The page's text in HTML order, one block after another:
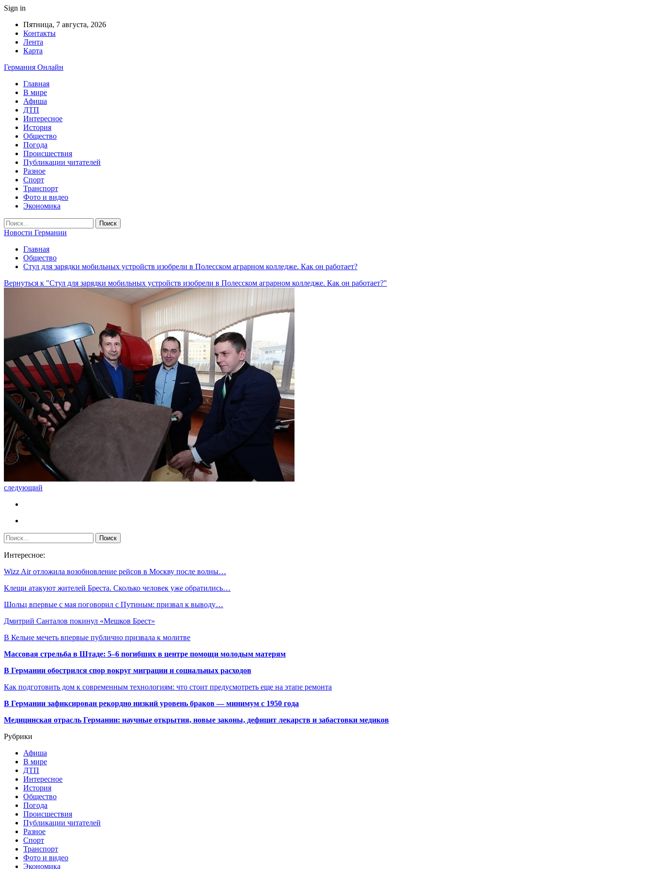
Sign in
Пятница, 7 августа, 2026
Контакты
Лента
Карта
Германия Онлайн
Главная
В мире
Афиша
ДТП
Интересное
История
Общество
Погода
Происшествия
Публикации читателей
Разное
Спорт
Транспорт
Фото и видео
Экономика
Новости Германии
Главная
Общество
Стул для зарядки мобильных устройств изобрели в Полесском аграрном колледже. Как он работает?
Вернуться к "Стул для зарядки мобильных устройств изобрели в Полесском аграрном колледже. Как он работает?"
следующий
Интересное:
Wizz Air отложила возобновление рейсов в Москву после волны…
Клещи атакуют жителей Бреста. Сколько человек уже обратились…
Шольц впервые с мая поговорил с Путиным: призвал к выводу…
Дмитрий Санталов покинул «Мешков Брест»
В Кельне мечеть впервые публично призвала к молитве
Массовая стрельба в Штаде: 5–6 погибших в центре помощи молодым матерям
В Германии обострился спор вокруг миграции и социальных расходов
Как подготовить дом к современным технологиям: что стоит предусмотреть еще на этапе ремонта
В Германии зафиксирован рекордно низкий уровень браков — минимум с 1950 года
Медицинская отрасль Германии: научные открытия, новые законы, дефицит лекарств и забастовки медиков
Рубрики
Афиша
В мире
ДТП
Интересное
История
Общество
Погода
Происшествия
Публикации читателей
Разное
Спорт
Транспорт
Фото и видео
Экономика